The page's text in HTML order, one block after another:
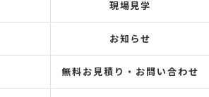
現場見学
お知らせ
無料お見積り・お問い合わせ